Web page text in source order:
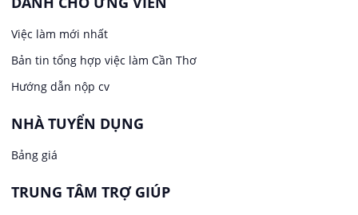
Lái xe
Lao Động Phổ Thông
Lễ tân
May mặc
Việc làm tại Long Tuyền
Việc làm tại Hưng Phú
Việc làm tại Phước Thới
Việc làm tại Thới Long
Việc làm tại Trung Nhất
Việc làm mới nhất
Bản tin tổng hợp việc làm Cần Thơ
Hướng dẫn nộp cv
NHÀ TUYỂN DỤNG
Bảng giá
TRUNG TÂM TRỢ GIÚP